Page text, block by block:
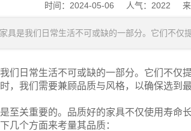
时间：2024-05-06 人气：2022
具是我们日常生活不可或缺的一部分。它们不仅
们日常生活不可或缺的一部分。它们不仅
，我们需要兼顾品质与风格，以确保选到
至关重要的。品质好的家具不仅使用寿命
几个方面来考量其品质：